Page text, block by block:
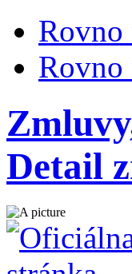
Rovno
Rovno
Detail